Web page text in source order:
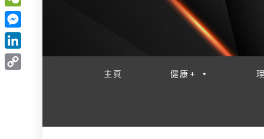
主頁 健康+
h
a
t
s
W
e
C
h
M
e
s
L
i